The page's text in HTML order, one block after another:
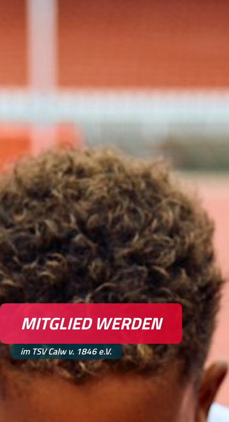
MITGLIED WERDEN
im TSV Calw v. 1846 e.V.